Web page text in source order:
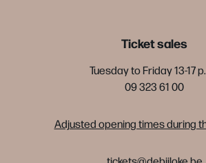
Ticket sales
Tuesday to Friday 13-17
09 323 61 00
Adjusted opening times during